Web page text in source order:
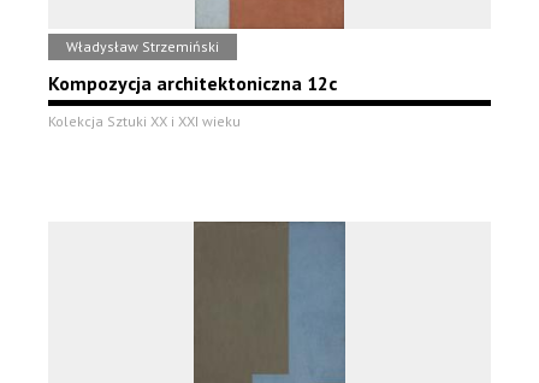
Władysław Strzemiński
Kompozycja architektoniczna 12c
Kolekcja Sztuki XX i XXI wieku